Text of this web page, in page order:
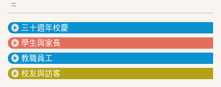
:::
三十週年校慶
學生與家長
教職員工
校友與訪客